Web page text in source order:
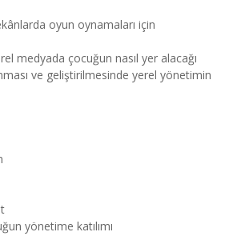
oyun oynamaları için
medyada çocuğun nasıl yer alacağı
ve geliştirilmesinde yerel yönetimin
yönetime katılımı